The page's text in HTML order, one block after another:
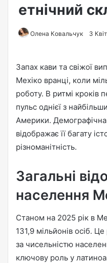
етнічний
Олена Ковальчук
d
a
n
e
m
a
3
Запах кави та свіжої
Мехіко вранці, коли
роботу. В ритмі кроків
пульс однієї з
Америки.
відображає її багату
різноманітність.
Загальні
населення
Станом на 2025 рік в
131,9 мільйонів осіб.
за чисельністю
ключову роль у